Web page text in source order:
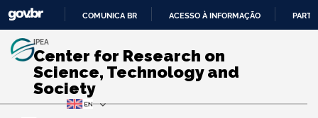
O
CONTEÚDO
COMUNICA BR ACESSO À INFORMAÇÃO
IPEA
Center for Research on
Science, Technology and
Society